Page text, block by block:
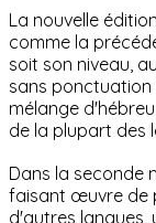
La nouvelle
comme la
soit son niveau,
sans ponctuation
mélange
de la plupart des
Dans la seconde
faisant œuvre de
d'autres langues,